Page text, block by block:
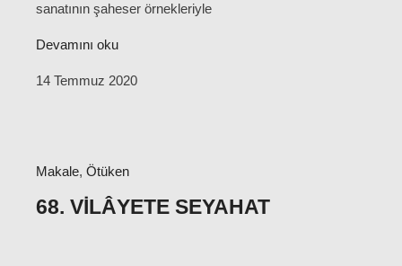
sanatının şaheser örnekleriyle
Devamını oku
14 Temmuz 2020
Makale, Ötüken
68. VILÂYETE SEYAHAT